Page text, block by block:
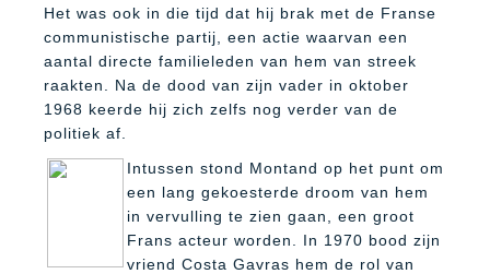
Het was ook in die tijd dat hij brak met de Franse
communistische partij, een actie waarvan een
aantal directe familieleden van hem van streek
raakten. Na de dood van zijn vader in oktober
1968 keerde hij zich zelfs nog verder van de
politiek af.
Intussen stond Montand op het punt om
een lang gekoesterde droom van hem
in vervulling te zien gaan, een groot
Frans acteur worden. In 1970 bood zijn
vriend Costa Gavras hem de rol van